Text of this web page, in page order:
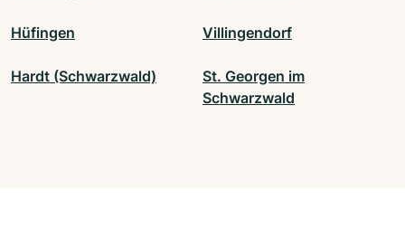
Hüfingen Villingendorf
Hardt (Schwarzwald)
St. Georgen im
Schwarzwald